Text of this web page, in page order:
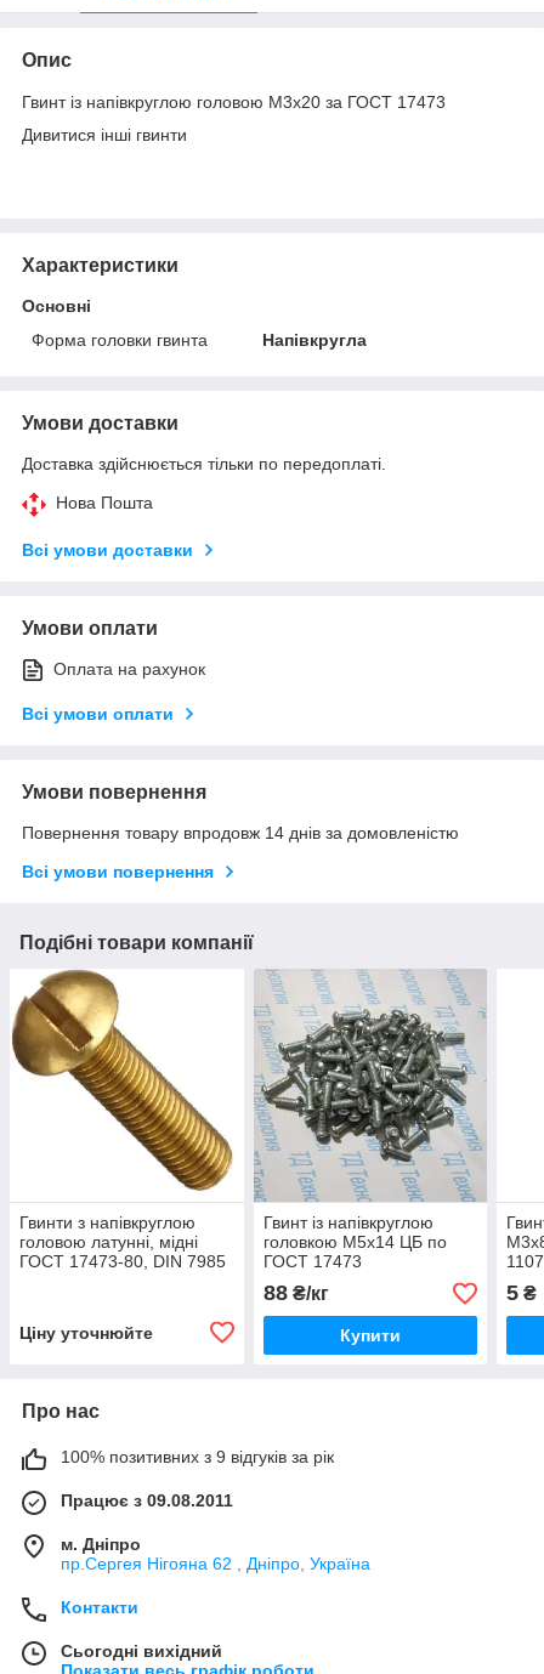
Опис
Гвинт із напівкруглою головою М3х20 за ГОСТ 17473
Дивитися інші гвинти
Характеристики
Основні
Форма головки гвинта
Напівкругла
Умови доставки
Доставка здійснюється тільки по передоплаті.
Нова Пошта
Всі умови доставки
Умови оплати
Оплата на рахунок
Всі умови оплати
Умови повернення
Повернення товару впродовж 14 днів за домовленістю
Всі умови повернення
Подібні товари компанії
Гвинти з напівкруглою
головою латунні, мідні
ГОСТ 17473-80, DIN 7985
Ціну уточнюйте
Гвинт із напівкруглою
головкою М5х14 ЦБ по
ГОСТ 17473
88₴/кг
Купити
5 ₴
Про нас
100% позитивних з 9 відгуків за рік
Працює з 09.08.2011
м. Дніпро
пр.Сергея Нігояна 62 , Дніпро, Україна
Контакти
Сьогодні вихідний